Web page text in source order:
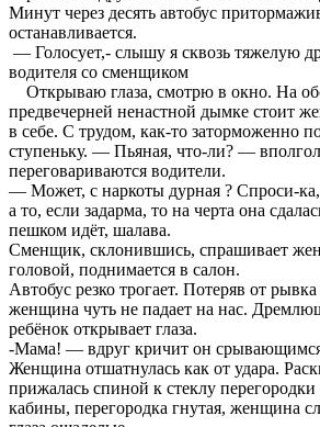
Минут через десять автобус
останавливается.
— Голосует,- слышу я сквозь тяжелую
водителя со сменщиком
Открываю глаза, смотрю в окно. На
предвечерней ненастной дымке стоит
в себе. С трудом, как-то заторможенно
ступеньку. — Пьяная, что-ли? —
переговариваются водители.
— Может, с наркоты дурная ? Спроси-ка,
а то, если задарма, то на черта она
пешком идёт, шалава.
Сменщик, склонившись, спрашивает
головой, поднимается в салон.
Автобус резко трогает. Потеряв от
женщина чуть не падает на нас.
ребёнок открывает глаза.
-Мама! — вдруг кричит он
Женщина отшатнулась как от удара.
прижалась спиной к стеклу перегородки
кабины, перегородка гнутая, женщина